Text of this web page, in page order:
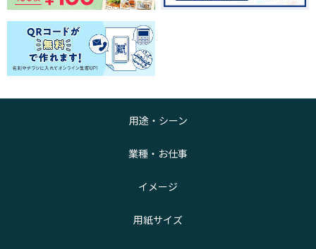
用途・シーン
業種・お仕事
イメージ
用紙サイズ